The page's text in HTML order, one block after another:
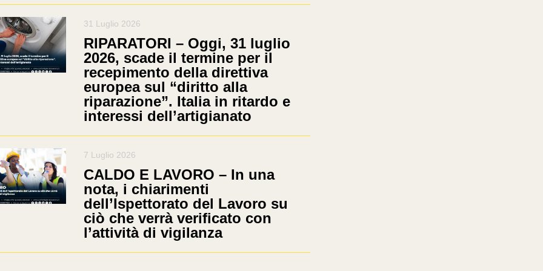
31 Luglio 2026
RIPARATORI – Oggi, 31 luglio
2026, scade il termine per il
recepimento della direttiva
europea sul “diritto alla
riparazione”. Italia in ritardo e
interessi dell’artigianato
7 Luglio 2026
CALDO E LAVORO – In una
nota, i chiarimenti
dell’Ispettorato del Lavoro su
ciò che verrà verificato con
l’attività di vigilanza